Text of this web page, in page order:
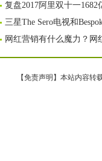
复盘2017阿里双十一
三星The Sero电视和
网红营销有什么魔力？网
【免责声明】本站内容